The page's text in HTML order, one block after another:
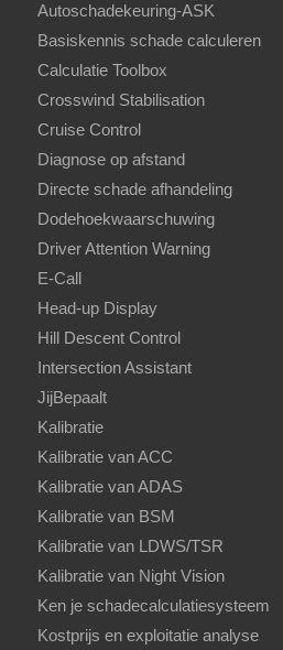
Autoschadekeuring-ASK
Basiskennis schade calculeren
Calculatie Toolbox
Crosswind Stabilisation
Cruise Control
Diagnose op afstand
Directe schade afhandeling
Dodehoekwaarschuwing
Driver Attention Warning
E-Call
Head-up Display
Hill Descent Control
Intersection Assistant
JijBepaalt
Kalibratie
Kalibratie van ACC
Kalibratie van ADAS
Kalibratie van BSM
Kalibratie van LDWS/TSR
Kalibratie van Night Vision
Ken je schadecalculatiesysteem
Kostprijs en exploitatie analyse